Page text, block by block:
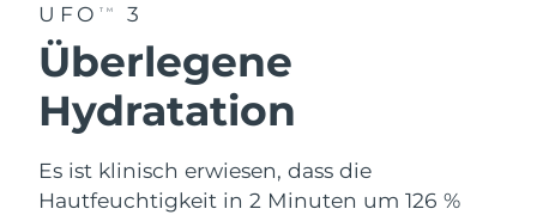
UFO TM 3
Überlegene
Hydratation
Es ist klinisch erwiesen, dass die
Hautfeuchtigkeit in 2 Minuten um 126 %